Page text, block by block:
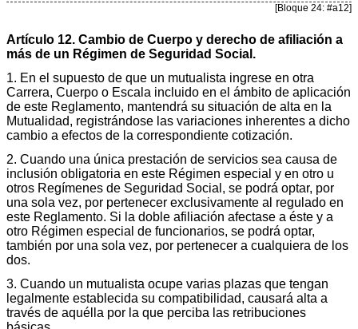
[Bloque 24: #a12]
Artículo 12. Cambio de Cuerpo y derecho de afiliación a
más de un Régimen de Seguridad Social.
1. En el supuesto de que un mutualista ingrese en otra
Carrera, Cuerpo o Escala incluido en el ámbito de aplicación
de este Reglamento, mantendrá su situación de alta en la
Mutualidad, registrándose las variaciones inherentes a dicho
cambio a efectos de la correspondiente cotización.
2. Cuando una única prestación de servicios sea causa de
inclusión obligatoria en este Régimen especial y en otro u
otros Regímenes de Seguridad Social, se podrá optar, por
una sola vez, por pertenecer exclusivamente al regulado en
este Reglamento. Si la doble afiliación afectase a éste y a
otro Régimen especial de funcionarios, se podrá optar,
también por una sola vez, por pertenecer a cualquiera de los
dos.
3. Cuando un mutualista ocupe varias plazas que tengan
legalmente establecida su compatibilidad, causará alta a
través de aquélla por la que perciba las retribuciones